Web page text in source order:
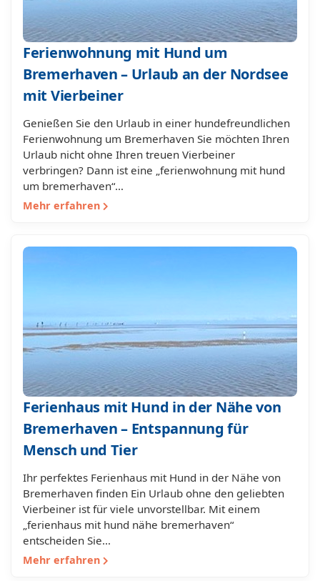
Ferienwohnung mit Hund um
Bremerhaven – Urlaub an der Nordsee
mit Vierbeiner
Genießen Sie den Urlaub in einer hundefreundlichen
Ferienwohnung um Bremerhaven Sie möchten Ihren
Urlaub nicht ohne Ihren treuen Vierbeiner
verbringen? Dann ist eine „ferienwohnung mit hund
um bremerhaven“…
Mehr erfahren
Ferienhaus mit Hund in der Nähe von
Bremerhaven – Entspannung für
Mensch und Tier
Ihr perfektes Ferienhaus mit Hund in der Nähe von
Bremerhaven finden Ein Urlaub ohne den geliebten
Vierbeiner ist für viele unvorstellbar. Mit einem
„ferienhaus mit hund nähe bremerhaven“
entscheiden Sie…
Mehr erfahren